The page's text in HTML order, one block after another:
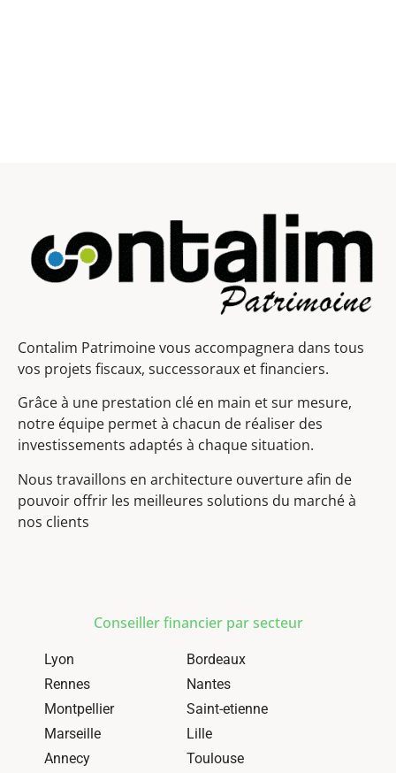
Contalim Patrimoine vous accompagnera dans tous
vos projets fiscaux, successoraux et financiers.
Grâce à une prestation clé en main et sur mesure,
notre équipe permet à chacun de réaliser des
investissements adaptés à chaque situation.
Nous travaillons en architecture ouverture afin de
pouvoir offrir les meilleures solutions du marché à
nos clients
Conseiller financier par secteur
Lyon
Bordeaux
Rennes
Nantes
Montpellier
Saint-etienne
Marseille
Lille
Annecy
Toulouse